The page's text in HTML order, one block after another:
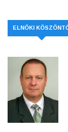
ELNÖKI